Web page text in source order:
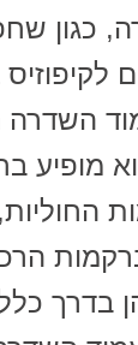
כגון
השדרה
מופיע
בדרך